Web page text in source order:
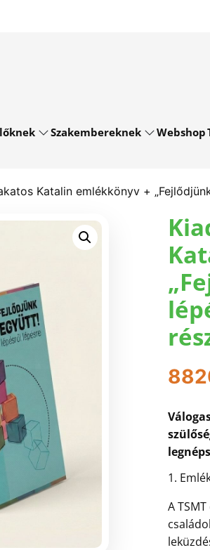
Szakembereknek Webshop
Katalin emlékkönyv +
1.
A